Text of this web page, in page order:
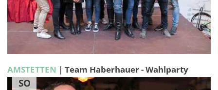
AMSTETTEN | Team Haberhauer - Wahlparty
SO